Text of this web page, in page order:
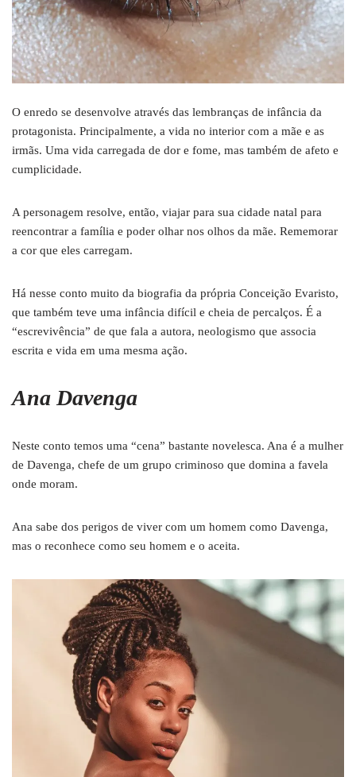
O enredo se desenvolve através das lembranças de infância da
protagonista. Principalmente, a vida no interior com a mãe e as
irmãs. Uma vida carregada de dor e fome, mas também de afeto e
cumplicidade.
A personagem resolve, então, viajar para sua cidade natal para
reencontrar a família e poder olhar nos olhos da mãe. Rememorar
a cor que eles carregam.
Há nesse conto muito da biografia da própria Conceição Evaristo,
que também teve uma infância difícil e cheia de percalços. É a
“escrevivência” de que fala a autora, neologismo que associa
escrita e vida em uma mesma ação.
Ana Davenga
Neste conto temos uma “cena” bastante novelesca. Ana é a mulher
de Davenga, chefe de um grupo criminoso que domina a favela
onde moram.
Ana sabe dos perigos de viver com um homem como Davenga,
mas o reconhece como seu homem e o aceita.